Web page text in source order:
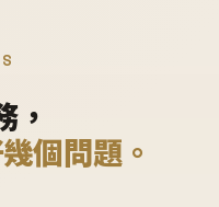
，
個問題。